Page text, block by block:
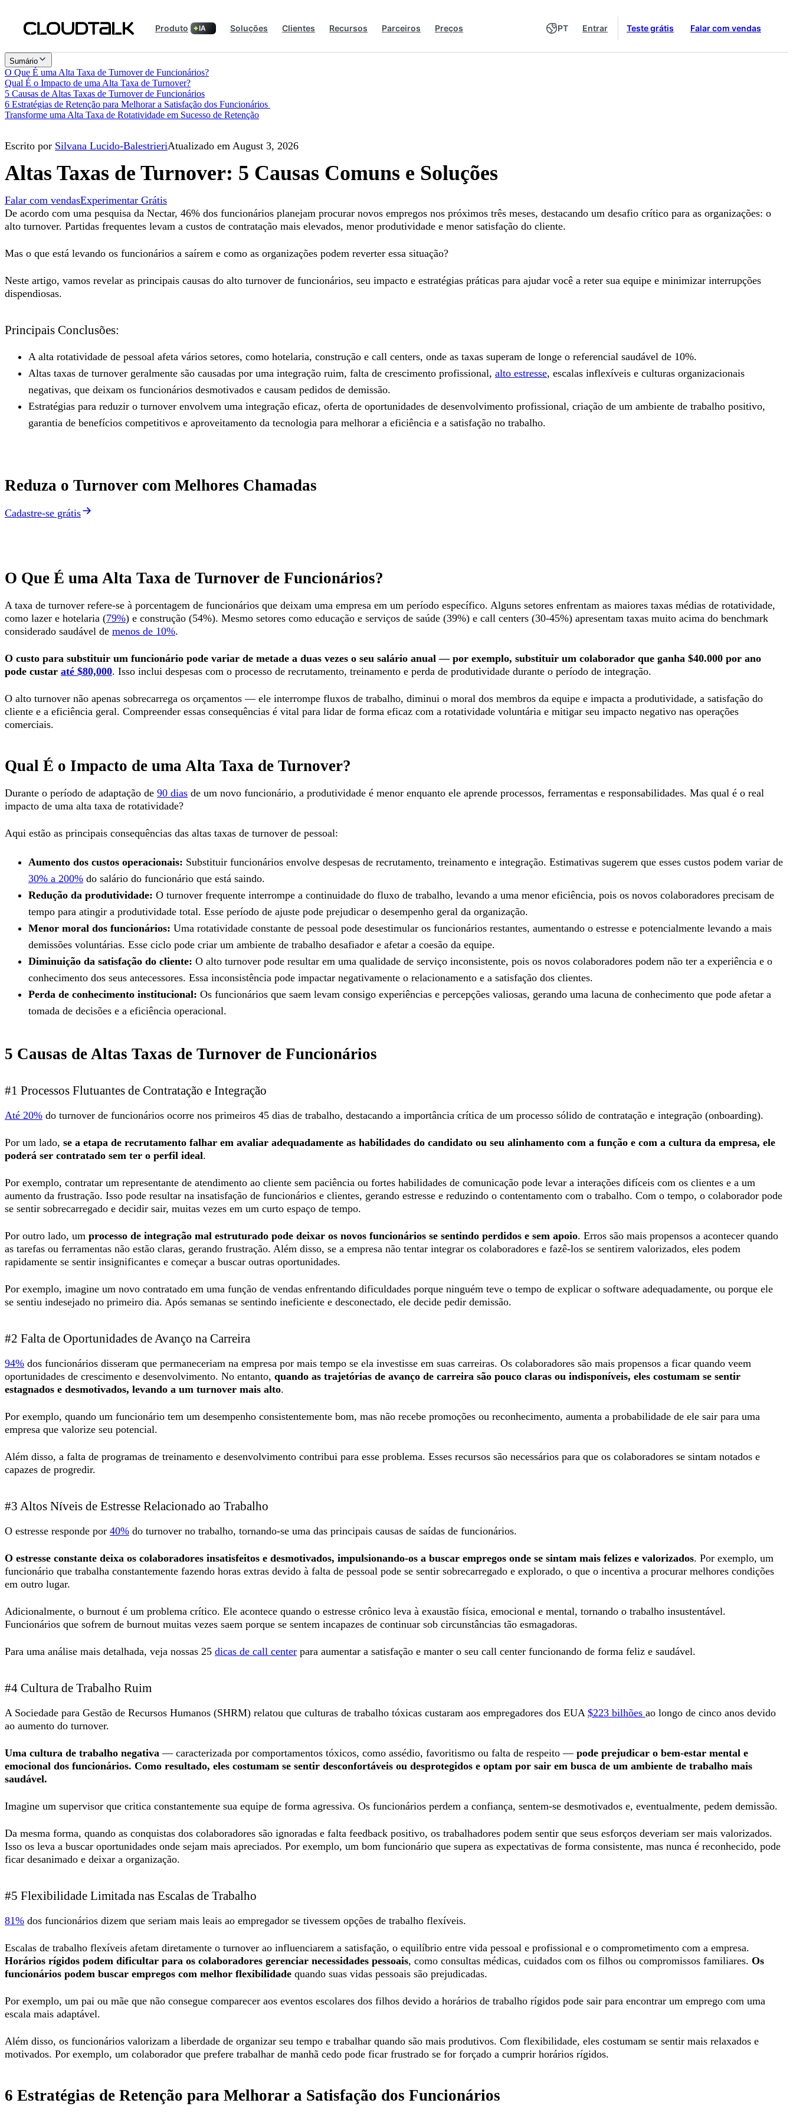
Produto IA Soluções Clientes Recursos Parceiros Preços PT Entrar Teste grátis Falar com vendas
Sumário
O Que É uma Alta Taxa de Turnover de Funcionários?
Qual É o Impacto de uma Alta Taxa de Turnover?
5 Causas de Altas Taxas de Turnover de Funcionários
6 Estratégias de Retenção para Melhorar a Satisfação dos Funcionários
Transforme uma Alta Taxa de Rotatividade em Sucesso de Retenção
Escrito por Silvana Lucido-BalestrieriAtualizado em August 3, 2026
Altas Taxas de Turnover: 5 Causas Comuns e Soluções
Falar com vendasExperimentar Grátis
De acordo com uma pesquisa da Nectar, 46% dos funcionários planejam procurar novos empregos nos próximos três meses, destacando um desafio crítico para as organizações: o
alto turnover. Partidas frequentes levam a custos de contratação mais elevados, menor produtividade e menor satisfação do cliente.
Mas o que está levando os funcionários a saírem e como as organizações podem reverter essa situação?
Neste artigo, vamos revelar as principais causas do alto turnover de funcionários, seu impacto e estratégias práticas para ajudar você a reter sua equipe e minimizar interrupções
dispendiosas.
Principais Conclusões:
A alta rotatividade de pessoal afeta vários setores, como hotelaria, construção e call centers, onde as taxas superam de longe o referencial saudável de 10%.
Altas taxas de turnover geralmente são causadas por uma integração ruim, falta de crescimento profissional, alto estresse, escalas inflexíveis e culturas organizacionais
negativas, que deixam os funcionários desmotivados e causam pedidos de demissão.
Estratégias para reduzir o turnover envolvem uma integração eficaz, oferta de oportunidades de desenvolvimento profissional, criação de um ambiente de trabalho positivo,
garantia de benefícios competitivos e aproveitamento da tecnologia para melhorar a eficiência e a satisfação no trabalho.
Reduza o Turnover com Melhores Chamadas
Cadastre-se grátis
O Que É uma Alta Taxa de Turnover de Funcionários?
A taxa de turnover refere-se à porcentagem de funcionários que deixam uma empresa em um período específico. Alguns setores enfrentam as maiores taxas médias de rotatividade,
como lazer e hotelaria (79%) e construção (54%). Mesmo setores como educação e serviços de saúde (39%) e call centers (30-45%) apresentam taxas muito acima do benchmark
considerado saudável de menos de 10%.
O custo para substituir um funcionário pode variar de metade a duas vezes o seu salário anual — por exemplo, substituir um colaborador que ganha $40.000 por ano
pode custar até $80,000. Isso inclui despesas com o processo de recrutamento, treinamento e perda de produtividade durante o período de integração.
O alto turnover não apenas sobrecarrega os orçamentos — ele interrompe fluxos de trabalho, diminui o moral dos membros da equipe e impacta a produtividade, a satisfação do
cliente e a eficiência geral. Compreender essas consequências é vital para lidar de forma eficaz com a rotatividade voluntária e mitigar seu impacto negativo nas operações
comerciais.
Qual É o Impacto de uma Alta Taxa de Turnover?
Durante o período de adaptação de 90 dias de um novo funcionário, a produtividade é menor enquanto ele aprende processos, ferramentas e responsabilidades. Mas qual é o real
impacto de uma alta taxa de rotatividade?
Aqui estão as principais consequências das altas taxas de turnover de pessoal:
Aumento dos custos operacionais: Substituir funcionários envolve despesas de recrutamento, treinamento e integração. Estimativas sugerem que esses custos podem variar de
30% a 200% do salário do funcionário que está saindo.
Redução da produtividade: O turnover frequente interrompe a continuidade do fluxo de trabalho, levando a uma menor eficiência, pois os novos colaboradores precisam de
tempo para atingir a produtividade total. Esse período de ajuste pode prejudicar o desempenho geral da organização.
Menor moral dos funcionários: Uma rotatividade constante de pessoal pode desestimular os funcionários restantes, aumentando o estresse e potencialmente levando a mais
demissões voluntárias. Esse ciclo pode criar um ambiente de trabalho desafiador e afetar a coesão da equipe.
Diminuição da satisfação do cliente: O alto turnover pode resultar em uma qualidade de serviço inconsistente, pois os novos colaboradores podem não ter a experiência e o
conhecimento dos seus antecessores. Essa inconsistência pode impactar negativamente o relacionamento e a satisfação dos clientes.
Perda de conhecimento institucional: Os funcionários que saem levam consigo experiências e percepções valiosas, gerando uma lacuna de conhecimento que pode afetar a
tomada de decisões e a eficiência operacional.
5 Causas de Altas Taxas de Turnover de Funcionários
#1 Processos Flutuantes de Contratação e Integração
Até 20% do turnover de funcionários ocorre nos primeiros 45 dias de trabalho, destacando a importância crítica de um processo sólido de contratação e integração (onboarding).
Por um lado, se a etapa de recrutamento falhar em avaliar adequadamente as habilidades do candidato ou seu alinhamento com a função e com a cultura da empresa, ele
poderá ser contratado sem ter o perfil ideal.
Por exemplo, contratar um representante de atendimento ao cliente sem paciência ou fortes habilidades de comunicação pode levar a interações difíceis com os clientes e a um
aumento da frustração. Isso pode resultar na insatisfação de funcionários e clientes, gerando estresse e reduzindo o contentamento com o trabalho. Com o tempo, o colaborador pode
se sentir sobrecarregado e decidir sair, muitas vezes em um curto espaço de tempo.
Por outro lado, um processo de integração mal estruturado pode deixar os novos funcionários se sentindo perdidos e sem apoio. Erros são mais propensos a acontecer quando
as tarefas ou ferramentas não estão claras, gerando frustração. Além disso, se a empresa não tentar integrar os colaboradores e fazê-los se sentirem valorizados, eles podem
rapidamente se sentir insignificantes e começar a buscar outras oportunidades.
Por exemplo, imagine um novo contratado em uma função de vendas enfrentando dificuldades porque ninguém teve o tempo de explicar o software adequadamente, ou porque ele
se sentiu indesejado no primeiro dia. Após semanas se sentindo ineficiente e desconectado, ele decide pedir demissão.
#2 Falta de Oportunidades de Avanço na Carreira
94% dos funcionários disseram que permaneceriam na empresa por mais tempo se ela investisse em suas carreiras. Os colaboradores são mais propensos a ficar quando veem
oportunidades de crescimento e desenvolvimento. No entanto, quando as trajetórias de avanço de carreira são pouco claras ou indisponíveis, eles costumam se sentir
estagnados e desmotivados, levando a um turnover mais alto.
Por exemplo, quando um funcionário tem um desempenho consistentemente bom, mas não recebe promoções ou reconhecimento, aumenta a probabilidade de ele sair para uma
empresa que valorize seu potencial.
Além disso, a falta de programas de treinamento e desenvolvimento contribui para esse problema. Esses recursos são necessários para que os colaboradores se sintam notados e
capazes de progredir.
#3 Altos Níveis de Estresse Relacionado ao Trabalho
O estresse responde por 40% do turnover no trabalho, tornando-se uma das principais causas de saídas de funcionários.
O estresse constante deixa os colaboradores insatisfeitos e desmotivados, impulsionando-os a buscar empregos onde se sintam mais felizes e valorizados. Por exemplo, um
funcionário que trabalha constantemente fazendo horas extras devido à falta de pessoal pode se sentir sobrecarregado e explorado, o que o incentiva a procurar melhores condições
em outro lugar.
Adicionalmente, o burnout é um problema crítico. Ele acontece quando o estresse crônico leva à exaustão física, emocional e mental, tornando o trabalho insustentável.
Funcionários que sofrem de burnout muitas vezes saem porque se sentem incapazes de continuar sob circunstâncias tão esmagadoras.
Para uma análise mais detalhada, veja nossas 25 dicas de call center para aumentar a satisfação e manter o seu call center funcionando de forma feliz e saudável.
#4 Cultura de Trabalho Ruim
A Sociedade para Gestão de Recursos Humanos (SHRM) relatou que culturas de trabalho tóxicas custaram aos empregadores dos EUA $223 bilhões ao longo de cinco anos devido
ao aumento do turnover.
Uma cultura de trabalho negativa — caracterizada por comportamentos tóxicos, como assédio, favoritismo ou falta de respeito — pode prejudicar o bem-estar mental e
emocional dos funcionários. Como resultado, eles costumam se sentir desconfortáveis ou desprotegidos e optam por sair em busca de um ambiente de trabalho mais
saudável.
Imagine um supervisor que critica constantemente sua equipe de forma agressiva. Os funcionários perdem a confiança, sentem-se desmotivados e, eventualmente, pedem demissão.
Da mesma forma, quando as conquistas dos colaboradores são ignoradas e falta feedback positivo, os trabalhadores podem sentir que seus esforços deveriam ser mais valorizados.
Isso os leva a buscar oportunidades onde sejam mais apreciados. Por exemplo, um bom funcionário que supera as expectativas de forma consistente, mas nunca é reconhecido, pode
ficar desanimado e deixar a organização.
#5 Flexibilidade Limitada nas Escalas de Trabalho
81% dos funcionários dizem que seriam mais leais ao empregador se tivessem opções de trabalho flexíveis.
Escalas de trabalho flexíveis afetam diretamente o turnover ao influenciarem a satisfação, o equilíbrio entre vida pessoal e profissional e o comprometimento com a empresa.
Horários rígidos podem dificultar para os colaboradores gerenciar necessidades pessoais, como consultas médicas, cuidados com os filhos ou compromissos familiares. Os
funcionários podem buscar empregos com melhor flexibilidade quando suas vidas pessoais são prejudicadas.
Por exemplo, um pai ou mãe que não consegue comparecer aos eventos escolares dos filhos devido a horários de trabalho rígidos pode sair para encontrar um emprego com uma
escala mais adaptável.
Além disso, os funcionários valorizam a liberdade de organizar seu tempo e trabalhar quando são mais produtivos. Com flexibilidade, eles costumam se sentir mais relaxados e
motivados. Por exemplo, um colaborador que prefere trabalhar de manhã cedo pode ficar frustrado se for forçado a cumprir horários rígidos.
6 Estratégias de Retenção para Melhorar a Satisfação dos Funcionários